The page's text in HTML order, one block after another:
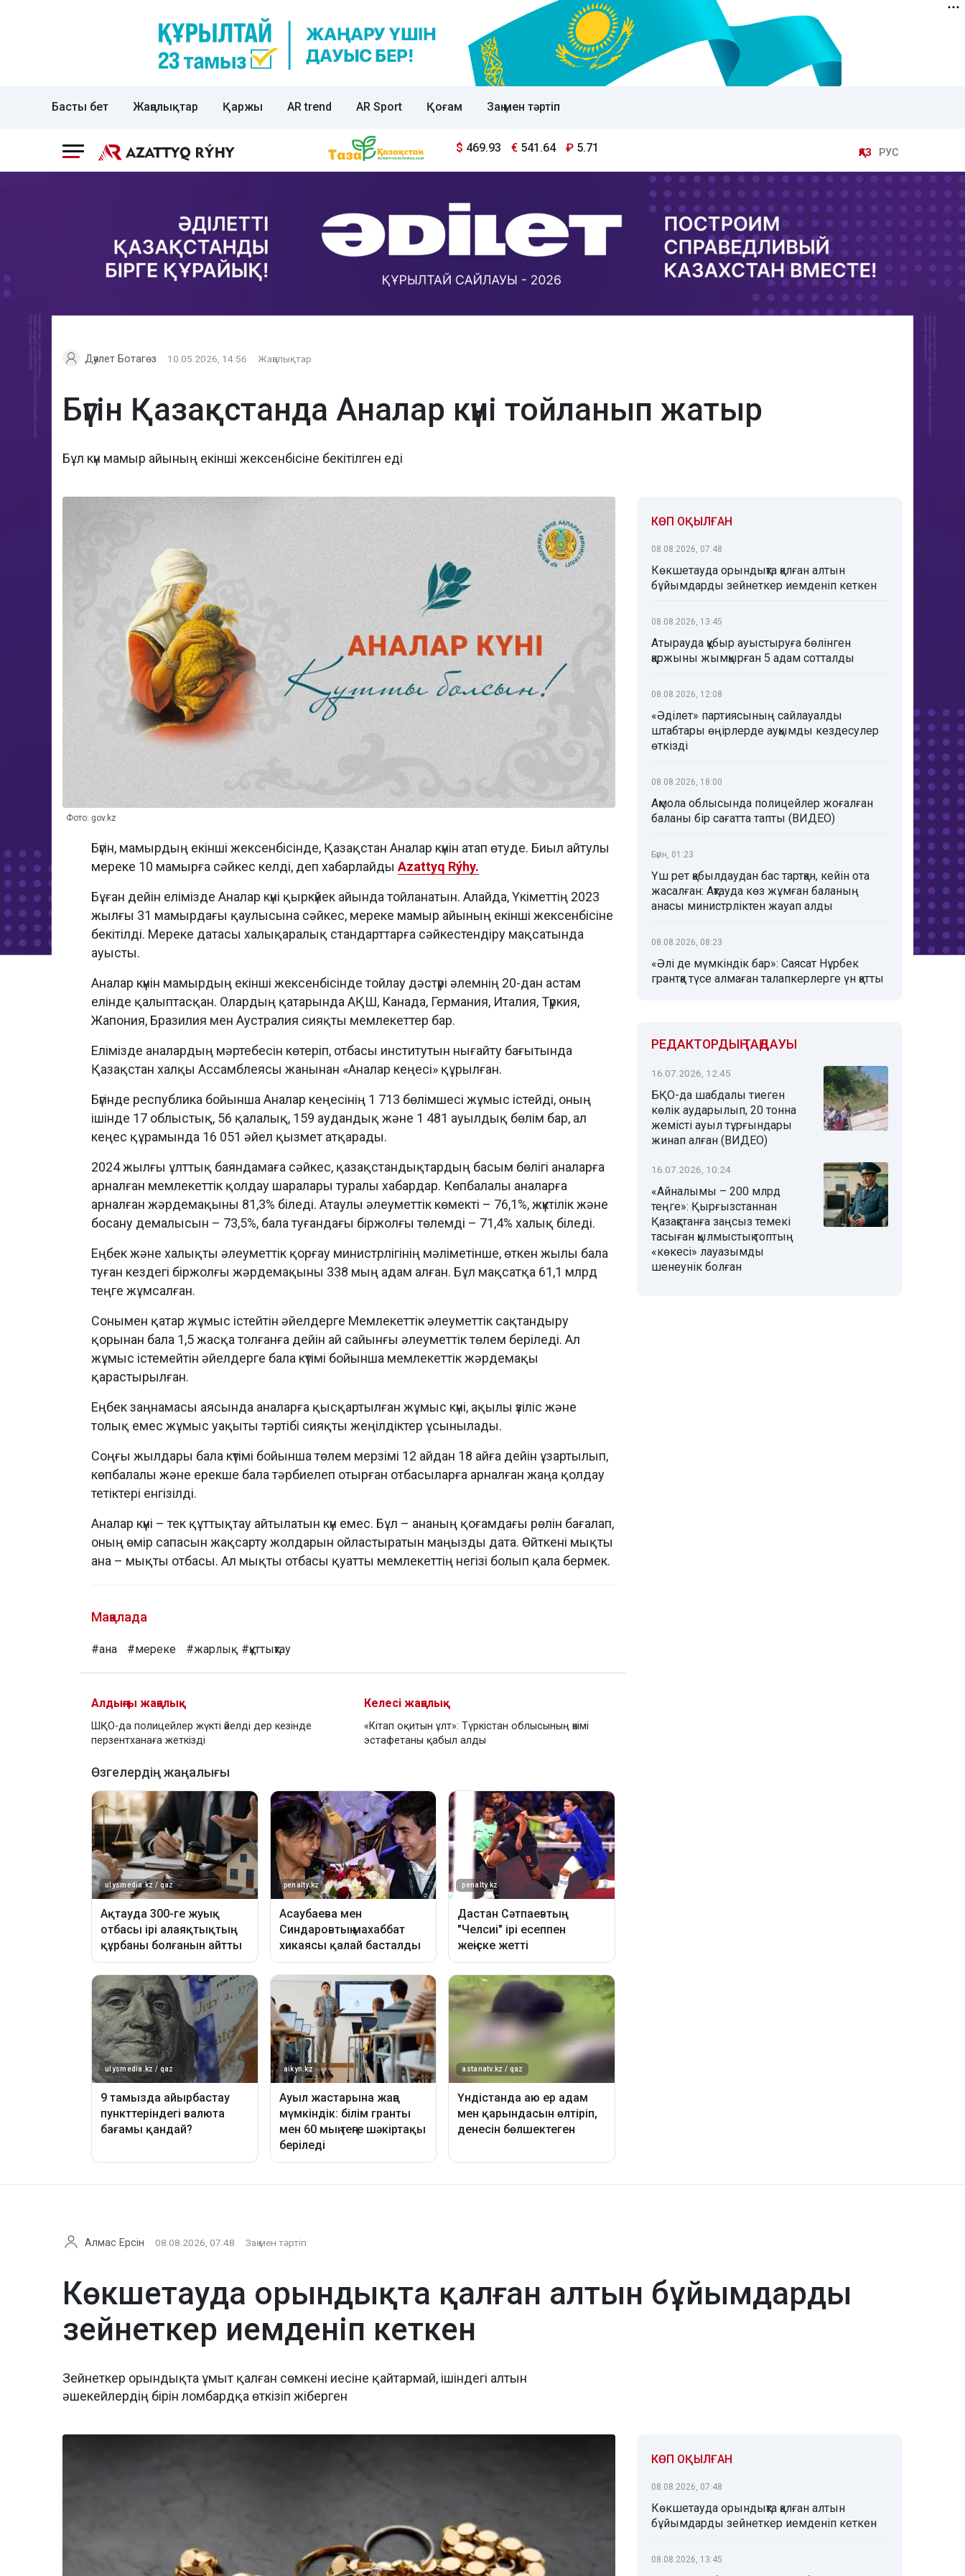
Басты бет Жаңалықтар Қаржы AR trend AR Sport Қоғам Заң мен тәртіп
$ 469.93 € 541.64 ₽ 5.71 ҚАЗ РУС
Дәулет Ботагөз 10.05.2026, 14:56 Жаңалықтар
Бүгін Қазақстанда Аналар күні тойланып жатыр
Бұл күн мамыр айының екінші жексенбісіне бекітілген еді
Фото: gov.kz
Бүгін, мамырдың екінші жексенбісінде, Қазақстан Аналар күнін атап өтуде. Биыл айтулы
мереке 10 мамырға сәйкес келді, деп хабарлайды Azattyq Rýhy.
Бұған дейін елімізде Аналар күні қыркүйек айында тойланатын. Алайда, Үкіметтің 2023
жылғы 31 мамырдағы қаулысына сәйкес, мереке мамыр айының екінші жексенбісіне
бекітілді. Мереке датасы халықаралық стандарттарға сәйкестендіру мақсатында
ауысты.
Аналар күнін мамырдың екінші жексенбісінде тойлау дәстүрі әлемнің 20-дан астам
елінде қалыптасқан. Олардың қатарында АҚШ, Канада, Германия, Италия, Түркия,
Жапония, Бразилия мен Аустралия сияқты мемлекеттер бар.
Елімізде аналардың мәртебесін көтеріп, отбасы институтын нығайту бағытында
Қазақстан халқы Ассамблеясы жанынан «Аналар кеңесі» құрылған.
Бүгінде республика бойынша Аналар кеңесінің 1 713 бөлімшесі жұмыс істейді, оның
ішінде 17 облыстық, 56 қалалық, 159 аудандық және 1 481 ауылдық бөлім бар, ал
кеңес құрамында 16 051 әйел қызмет атқарады.
2024 жылғы ұлттық баяндамаға сәйкес, қазақстандықтардың басым бөлігі аналарға
арналған мемлекеттік қолдау шаралары туралы хабардар. Көпбалалы аналарға
арналған жәрдемақыны 81,3% біледі. Атаулы әлеуметтік көмекті – 76,1%, жүктілік және
босану демалысын – 73,5%, бала туғандағы біржолғы төлемді – 71,4% халық біледі.
Еңбек және халықты әлеуметтік қорғау министрлігінің мәліметінше, өткен жылы бала
туған кездегі біржолғы жәрдемақыны 338 мың адам алған. Бұл мақсатқа 61,1 млрд
теңге жұмсалған.
Сонымен қатар жұмыс істейтін әйелдерге Мемлекеттік әлеуметтік сақтандыру
қорынан бала 1,5 жасқа толғанға дейін ай сайынғы әлеуметтік төлем беріледі. Ал
жұмыс істемейтін әйелдерге бала күтімі бойынша мемлекеттік жәрдемақы
қарастырылған.
Еңбек заңнамасы аясында аналарға қысқартылған жұмыс күні, ақылы үзіліс және
толық емес жұмыс уақыты тәртібі сияқты жеңілдіктер ұсынылады.
Соңғы жылдары бала күтімі бойынша төлем мерзімі 12 айдан 18 айға дейін ұзартылып,
көпбалалы және ерекше бала тәрбиелеп отырған отбасыларға арналған жаңа қолдау
тетіктері енгізілді.
Аналар күні – тек құттықтау айтылатын күн емес. Бұл – ананың қоғамдағы рөлін бағалап,
оның өмір сапасын жақсарту жолдарын ойластыратын маңызды дата. Өйткені мықты
ана – мықты отбасы. Ал мықты отбасы қуатты мемлекеттің негізі болып қала бермек.
Мақалада
#ана #мереке #жарлық #құттықтау
Алдыңғы жаңалық
ШҚО-да полицейлер жүкті әйелді дер кезінде
перзентханаға жеткізді
Келесі жаңалық
«Кітап оқитын ұлт»: Түркістан облысының әкімі
эстафетаны қабыл алды
КӨП ОҚЫЛҒАН
08.08.2026, 07:48
Көкшетауда орындықта қалған алтын
бұйымдарды зейнеткер иемденіп кеткен
08.08.2026, 13:45
Атырауда құбыр ауыстыруға бөлінген
қаржыны жымқырған 5 адам сотталды
08.08.2026, 12:08
«Әділет» партиясының сайлауалды
штабтары өңірлерде ауқымды кездесулер
өткізді
08.08.2026, 18:00
Ақмола облысында полицейлер жоғалған
баланы бір сағатта тапты (ВИДЕО)
Бүгін, 01:23
Үш рет қабылдаудан бас тартқан, кейін ота
жасалған: Ақтауда көз жұмған баланың
анасы министрліктен жауап алды
08.08.2026, 08:23
«Әлі де мүмкіндік бар»: Саясат Нұрбек
грантқа түсе алмаған талапкерлерге үн қатты
РЕДАКТОРДЫҢ ТАҢДАУЫ
16.07.2026, 12:45
БҚО-да шабдалы тиеген
көлік аударылып, 20 тонна
жемісті ауыл тұрғындары
жинап алған (ВИДЕО)
16.07.2026, 10:24
«Айналымы – 200 млрд
теңге»: Қырғызстаннан
Қазақстанға заңсыз темекі
тасыған қылмыстық топтың
«көкесі» лауазымды
шенеунік болған
Алмас Ерсін 08.08.2026, 07:48 Заң мен тәртіп
Көкшетауда орындықта қалған алтын бұйымдарды
зейнеткер иемденіп кеткен
Зейнеткер орындықта ұмыт қалған сөмкені иесіне қайтармай, ішіндегі алтын
әшекейлердің бірін ломбардқа өткізіп жіберген
КӨП ОҚЫЛҒАН
08.08.2026, 07:48
Көкшетауда орындықта қалған алтын
бұйымдарды зейнеткер иемденіп кеткен
08.08.2026, 13:45